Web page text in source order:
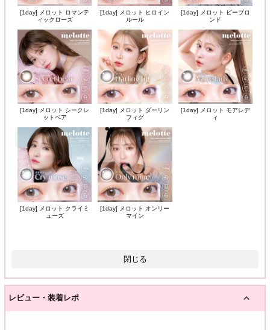
[1day] メロット ロマンテ
ィックローズ
[1day] メロット ヒロイン
ルール
[1day] メロット ビーブロ
ンド
[1day] メロット シークレ
ットベア
[1day] メロット ダーリン
フィグ
[1day] メロット モアレデ
ィ
[1day] メロット クライミ
ューズ
[1day] メロット オンリー
マイン
閉じる
レビュー・装着レポ